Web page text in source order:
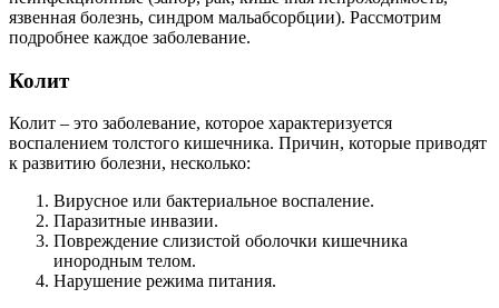
язвенная болезнь, синдром мальабсорбции). Рассмотрим
подробнее каждое заболевание.
Колит
Колит – это заболевание, которое характеризуется
воспалением толстого кишечника. Причин, которые приводят
к развитию болезни, несколько:
Вирусное или бактериальное воспаление.
Паразитные инвазии.
Повреждение слизистой оболочки кишечника
инородным телом.
Нарушение режима питания.